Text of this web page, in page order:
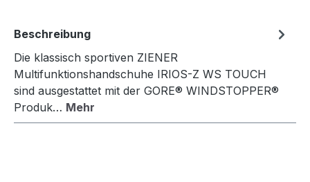
Beschreibung
Die klassisch sportiven ZIENER
Multifunktionshandschuhe IRIOS-Z WS TOUCH
sind ausgestattet mit der GORE® WINDSTOPPER®
Produk… Mehr